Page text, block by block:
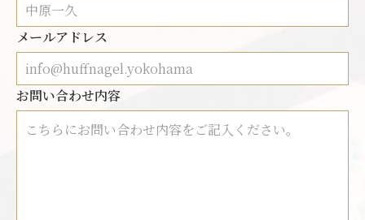
メールアドレス
お問い合わせ内容